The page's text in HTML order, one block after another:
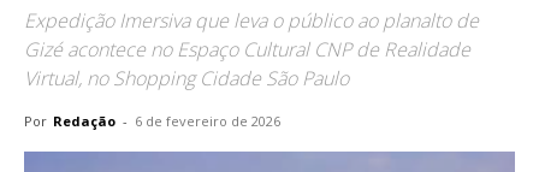
Expedição Imersiva que leva o público ao planalto de
Gizé acontece no Espaço Cultural CNP de Realidade
Virtual, no Shopping Cidade São Paulo
Por Redação - 6 de fevereiro de 2026